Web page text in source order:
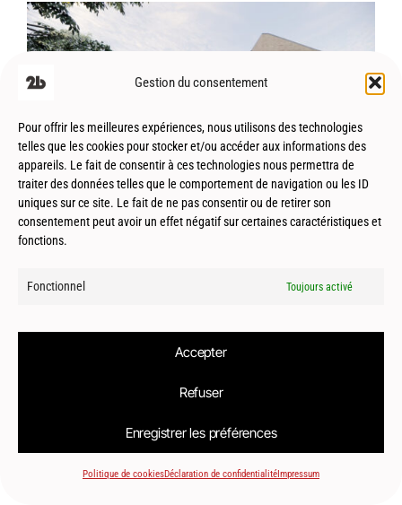
Gestion du consentement
Pour offrir les meilleures expériences, nous utilisons des technologies
telles que les cookies pour stocker et/ou accéder aux informations des
appareils. Le fait de consentir à ces technologies nous permettra de
traiter des données telles que le comportement de navigation ou les ID
uniques sur ce site. Le fait de ne pas consentir ou de retirer son
consentement peut avoir un effet négatif sur certaines caractéristiques et
fonctions.
Fonctionnel Toujours activé
Accepter
Refuser
Enregistrer les préférences
Politique de cookiesDéclaration de confidentialitéImpressum